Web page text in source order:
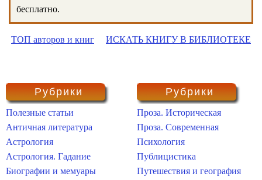
бесплатно.
ТОП авторов и книг ИСКАТЬ КНИГУ В БИБЛИОТЕКЕ
Рубрики
Полезные статьи
Античная литература
Астрология
Астрология. Гадание
Биографии и мемуары
Рубрики
Проза. Историческая
Проза. Современная
Психология
Публицистика
Путешествия и география